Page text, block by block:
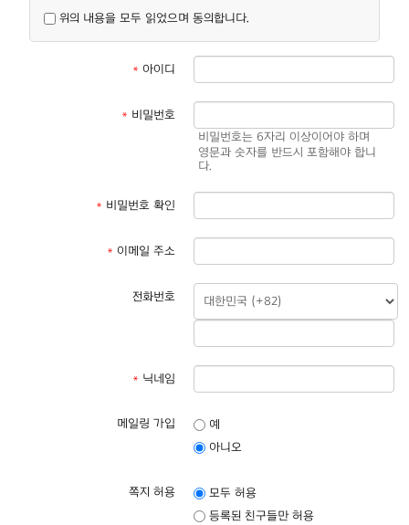
위의 내용을 모두 읽었으며 동의합니다.
* 아이디
* 비밀번호
비밀번호는 6자리 이상이어야 하며
영문과 숫자를 반드시 포함해야 합니
다.
* 비밀번호 확인
* 이메일 주소
전화번호
* 닉네임
메일링 가입
예
아니오
쪽지 허용
모두 허용
등록된 친구들만 허용